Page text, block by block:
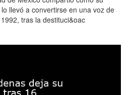
llevó a convertirse en una voz de
tras la destituci&oac